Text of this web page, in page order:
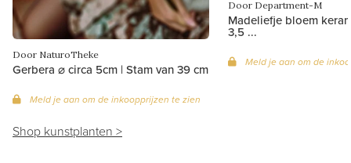
Door NaturoTheke
Gerbera ⌀ circa 5cm | Stam van 39 cm
Meld je aan om de inkoopprijzen te zien
Door Department-M
Madeliefje bloem
3,5 ...
Meld je aan om de
Shop kunstplanten >